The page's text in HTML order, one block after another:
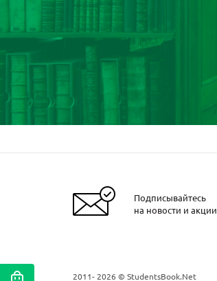
Подписывайтесь
на новости и акции
2011- 2026 © StudentsBook.Net